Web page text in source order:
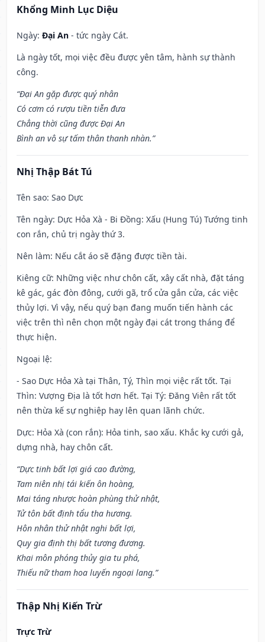
Khổng Minh Lục Diệu
Ngày: Đại An - tức ngày Cát.
Là ngày tốt, mọi việc đều được yên tâm, hành sự thành
công.
“Đại An gặp được quý nhân
Có cơm có rượu tiền tiễn đưa
Chẳng thời cũng được Đại An
Bình an vô sự tấm thân thanh nhàn.”
Nhị Thập Bát Tú
Tên sao: Sao Dực
Tên ngày: Dực Hỏa Xà - Bi Đồng: Xấu (Hung Tú) Tướng tinh
con rắn, chủ trị ngày thứ 3.
Nên làm: Nếu cắt áo sẽ đặng được tiền tài.
Kiêng cữ: Những việc như chôn cất, xây cất nhà, đặt táng
kê gác, gác đòn đông, cưới gã, trổ cửa gắn cửa, các việc
thủy lợi. Vì vậy, nếu quý bạn đang muốn tiến hành các
việc trên thì nên chọn một ngày đại cát trong tháng để
thực hiện.
Ngoại lệ:
- Sao Dực Hỏa Xà tại Thân, Tý, Thìn mọi việc rất tốt. Tại
Thìn: Vượng Địa là tốt hơn hết. Tại Tý: Đăng Viên rất tốt
nên thừa kế sự nghiệp hay lên quan lãnh chức.
Dực: Hỏa Xà (con rắn): Hỏa tinh, sao xấu. Khắc kỵ cưới gả,
dựng nhà, hay chôn cất.
“Dực tinh bất lợi giá cao đường,
Tam niên nhị tái kiến ôn hoàng,
Mai táng nhược hoàn phùng thử nhật,
Tử tôn bất định tẩu tha hương.
Hôn nhân thử nhật nghi bất lợi,
Quy gia định thị bất tương đương.
Khai môn phóng thủy gia tu phá,
Thiếu nữ tham hoa luyến ngoại lang.”
Thập Nhị Kiến Trừ
Trực Trừ